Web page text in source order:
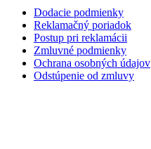
Dodacie podmienky
Reklamačný poriadok
Postup pri reklamácii
Zmluvné podmienky
Ochrana osobných údajov
Odstúpenie od zmluvy